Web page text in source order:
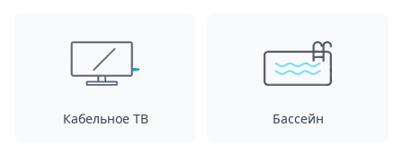
Кабельное ТВ Бассейн